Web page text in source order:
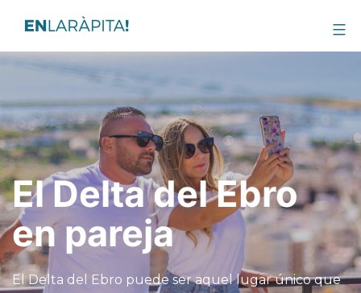
El Delta del Ebro
en pareja
El Delta del Ebro puede ser aquel lugar único que